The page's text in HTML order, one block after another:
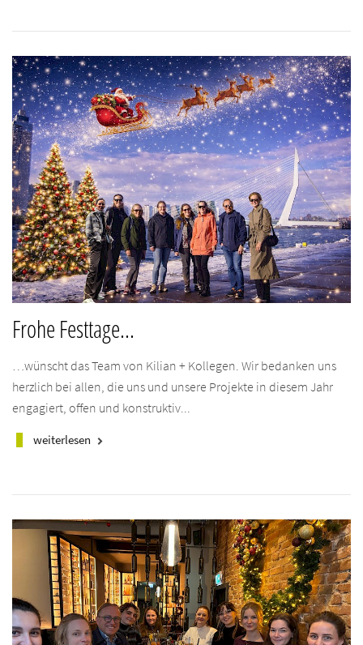
Frohe Festtage...
…wünscht das Team von Kilian + Kollegen. Wir bedanken uns
herzlich bei allen, die uns und unsere Projekte in diesem Jahr
engagiert, offen und konstruktiv...
weiterlesen keyboard_arrow_right